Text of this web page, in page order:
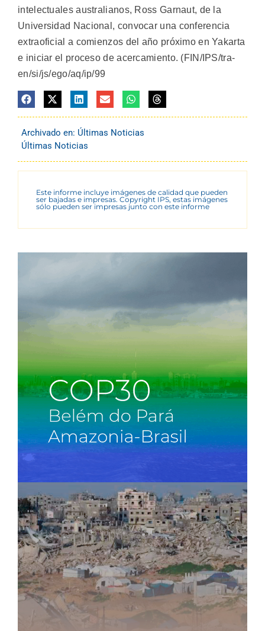
intelectuales australianos, Ross Garnaut, de la
Universidad Nacional, convocar una conferencia
extraoficial a comienzos del año próximo en Yakarta
e iniciar el proceso de acercamiento. (FIN/IPS/tra-
en/si/js/ego/aq/ip/99
Archivado en: Últimas Noticias
Últimas Noticias
Este informe incluye imágenes de calidad que pueden
ser bajadas e impresas. Copyright IPS, estas imágenes
sólo pueden ser impresas junto con este informe